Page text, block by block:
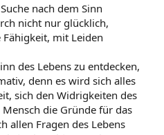
nach dem Sinn
nicht nur glücklich,
mit Leiden
des Lebens zu entdecken,
denn es wird sich alles
sich den Widrigkeiten des
die Gründe für das
allen Fragen des Lebens